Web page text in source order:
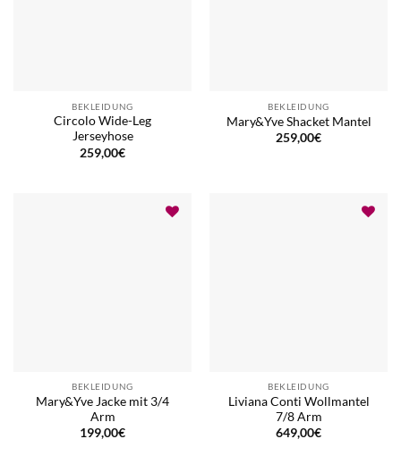
BEKLEIDUNG
Circolo Wide-Leg
Jerseyhose
259,00€
BEKLEIDUNG
Mary&Yve Shacket Mantel
259,00€
BEKLEIDUNG
Mary&Yve Jacke mit 3/4
Arm
199,00€
BEKLEIDUNG
Liviana Conti Wollmantel
7/8 Arm
649,00€